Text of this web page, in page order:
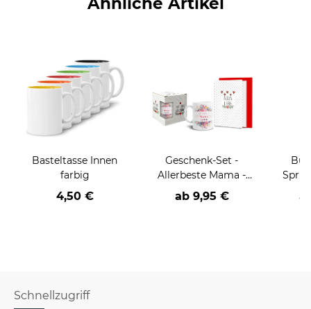
Basteltasse Innen
farbig
4,50 €
Geschenk-Set -
Allerbeste Mama -
Tasse inkl. Grußkarte
und Geschenk-Box
ab 9,95 €
Schnellzugriff